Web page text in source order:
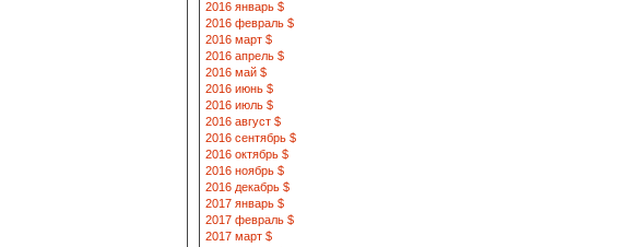
2016 январь $
2016 февраль $
2016 март $
2016 апрель $
2016 май $
2016 июнь $
2016 июль $
2016 август $
2016 сентябрь $
2016 октябрь $
2016 ноябрь $
2016 декабрь $
2017 январь $
2017 февраль $
2017 март $